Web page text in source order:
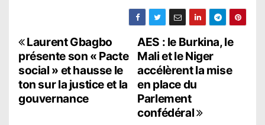
N
a
v
i
AES : le Burkina, le
Mali et le Niger
accélèrent la mise
en place du
Parlement
confédéral
Laurent Gbagbo
présente son « Pacte
social » et hausse le
ton sur la justice et la
gouvernance